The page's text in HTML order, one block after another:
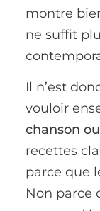
montre
ne suffit
Il n’est
vouloir
chanson
recettes
parce que
Non parce